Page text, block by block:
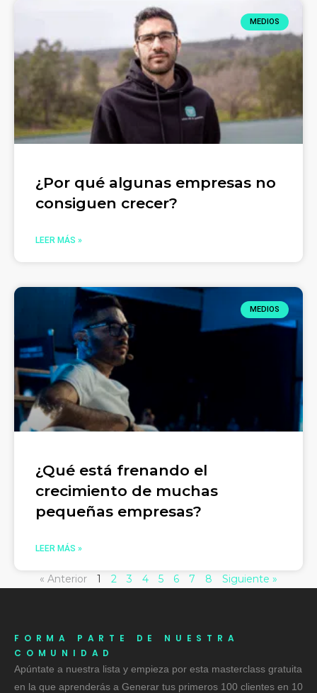
MEDIOS
¿Por qué algunas empresas no
consiguen crecer?
LEER MÁS »
MEDIOS
¿Qué está frenando el
crecimiento de muchas
pequeñas empresas?
LEER MÁS »
« Anterior 1 2 3 4 5 6 7 8 Siguiente »
FORMA PARTE DE NUESTRA
COMUNIDAD
Apúntate a nuestra lista y empieza por esta masterclass gratuita
en la que aprenderás a Generar tus primeros 100 clientes en 10